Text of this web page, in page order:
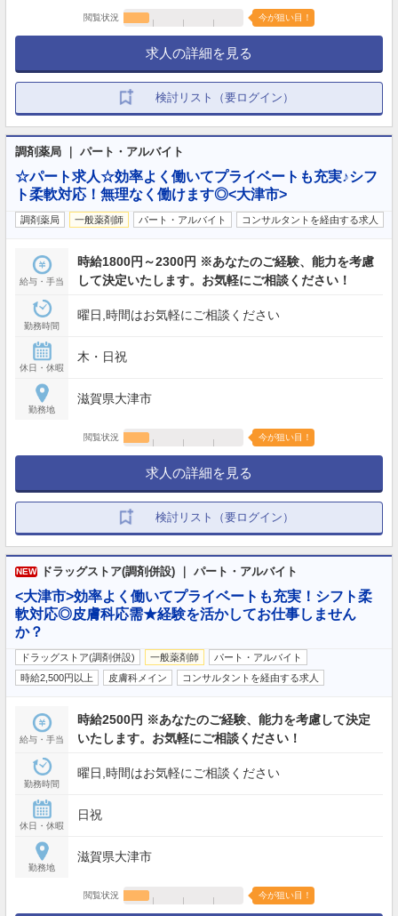
閲覧状況 今が狙い目！
求人の詳細を見る
検討リスト（要ログイン）
調剤薬局 ｜ パート・アルバイト
☆パート求人☆効率よく働いてプライベートも充実♪シフ
ト柔軟対応！無理なく働けます◎<大津市>
調剤薬局 一般薬剤師 パート・アルバイト コンサルタントを経由する求人
給与・手当
時給1800円～2300円 ※あなたのご経験、能力を考慮
して決定いたします。お気軽にご相談ください！
勤務時間
曜日,時間はお気軽にご相談ください
休日・休暇
木・日祝
勤務地
滋賀県大津市
閲覧状況 今が狙い目！
求人の詳細を見る
検討リスト（要ログイン）
NEW ドラッグストア(調剤併設) ｜ パート・アルバイト
<大津市>効率よく働いてプライベートも充実！シフト柔
軟対応◎皮膚科応需★経験を活かしてお仕事しません
か？
ドラッグストア(調剤併設) 一般薬剤師
パート・アルバイト
時給2,500円以上
皮膚科メイン コンサルタントを経由する求人
給与・手当
時給2500円 ※あなたのご経験、能力を考慮して決定
いたします。お気軽にご相談ください！
勤務時間
曜日,時間はお気軽にご相談ください
休日・休暇
日祝
勤務地
滋賀県大津市
閲覧状況 今が狙い目！